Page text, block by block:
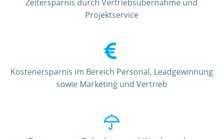
Zeitersparnis durch Vertriebsübernahme und
Projektservice
Kostenersparnis im Bereich Personal, Leadgewinnung
sowie Marketing und Vertrieb